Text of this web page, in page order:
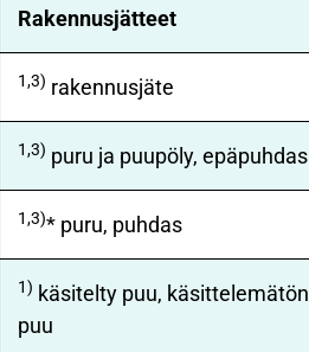
Rakennusjätteet
1,3) rakennusjäte
1,3) puru ja puupöly, epäpuhdas
1,3)* puru, puhdas
1) käsitelty puu, käsittelemätön
puu